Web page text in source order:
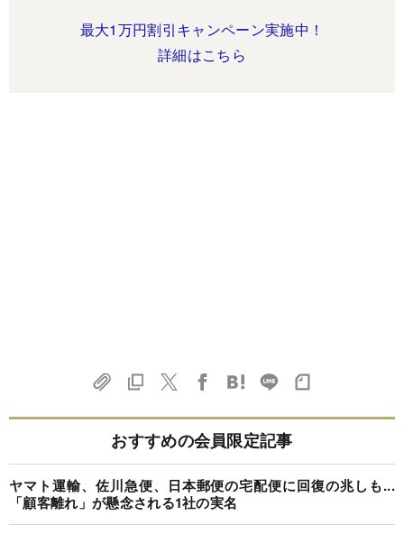
最大1万円割引キャンペーン実施中！
詳細はこちら
おすすめの会員限定記事
ヤマト運輸、佐川急便、日本郵便の宅配便に回復の兆しも...
「顧客離れ」が懸念される1社の実名